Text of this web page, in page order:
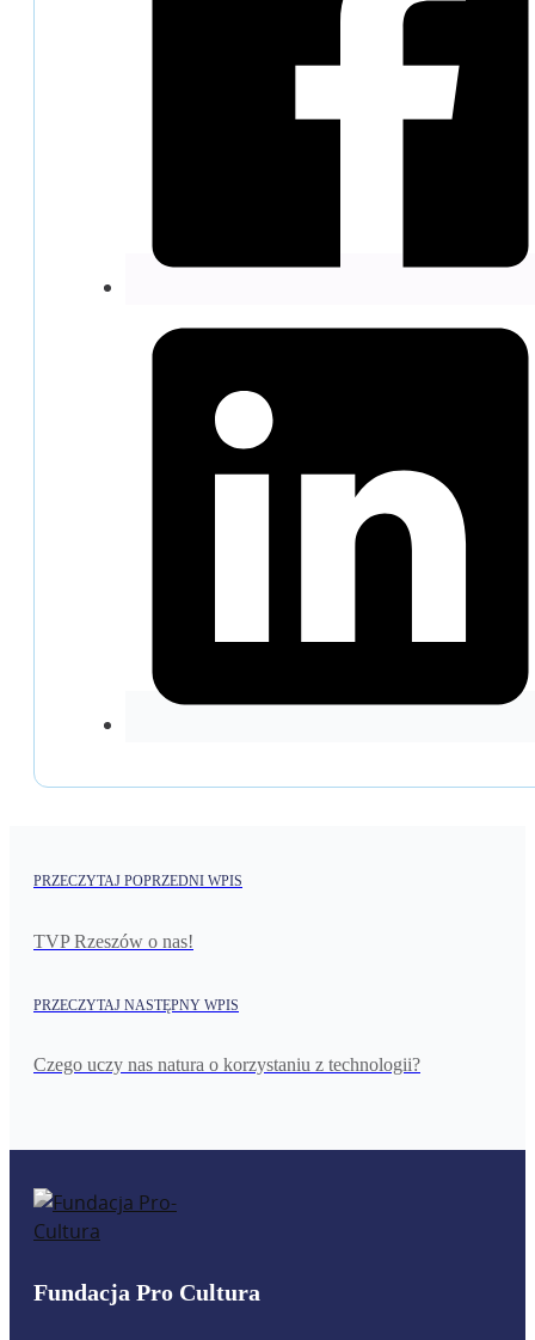
PRZECZYTAJ POPRZEDNI WPIS
TVP Rzeszów o nas!
PRZECZYTAJ NASTĘPNY WPIS
Czego uczy nas natura o korzystaniu z technologii?
Fundacja Pro Cultura